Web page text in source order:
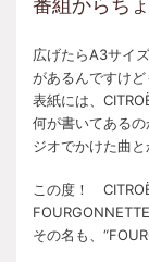
番組からち
広げたらA3サイ
があるんですけど
表紙には、
何が書いてある
ジオでかけた曲
この度！
その名も、